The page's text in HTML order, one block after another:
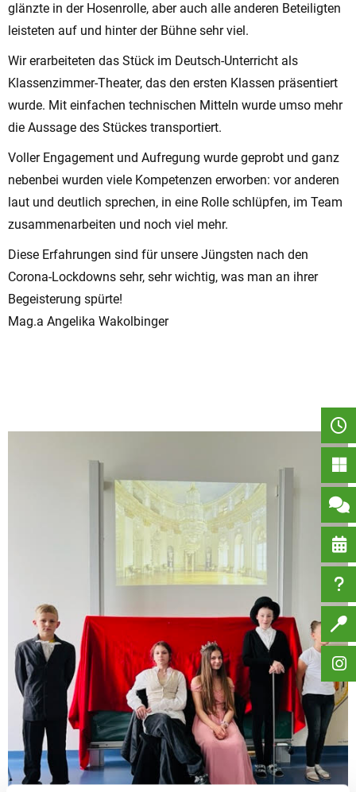
glänzte in der Hosenrolle, aber auch alle anderen Beteiligten
leisteten auf und hinter der Bühne sehr viel.
Wir erarbeiteten das Stück im Deutsch-Unterricht als
Klassenzimmer-Theater, das den ersten Klassen präsentiert
wurde. Mit einfachen technischen Mitteln wurde umso mehr
die Aussage des Stückes transportiert.
Voller Engagement und Aufregung wurde geprobt und ganz
nebenbei wurden viele Kompetenzen erworben: vor anderen
laut und deutlich sprechen, in eine Rolle schlüpfen, im Team
zusammenarbeiten und noch viel mehr.
Diese Erfahrungen sind für unsere Jüngsten nach den
Corona-Lockdowns sehr, sehr wichtig, was man an ihrer
Begeisterung spürte!
Mag.a Angelika Wakolbinger